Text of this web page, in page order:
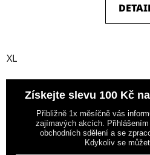
XL
Získejte slevu 100 Kč
Přibližně 1x měsíčně vás
zajímavých akcích.
obchodních sdělení a se
Kdykoliv se